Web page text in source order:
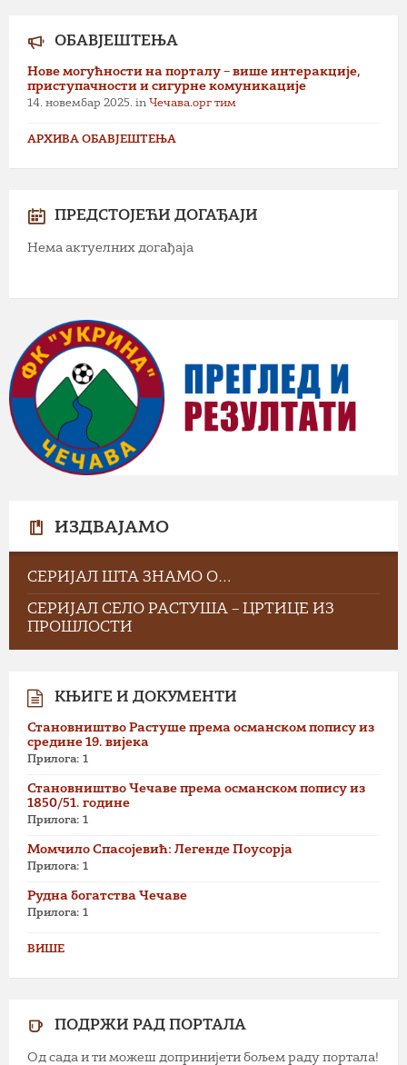
ОБАВЈЕШТЕЊА
Нове могућности на порталу – више интеракције,
приступачности и сигурне комуникације
14. новембар 2025. in Чечава.орг тим
АРХИВА ОБАВЈЕШТЕЊА
ПРЕДСТОЈЕЋИ ДОГАЂАЈИ
Нема актуелних догађаја
ИЗДВАЈАМО
СЕРИЈАЛ ШТА ЗНАМО О…
СЕРИЈАЛ СЕЛО РАСТУША – ЦРТИЦЕ ИЗ
ПРОШЛОСТИ
КЊИГЕ И ДОКУМЕНТИ
Становништво Растуше према османском попису из
средине 19. вијека
Прилога: 1
Становништво Чечаве према османском попису из
1850/51. године
Прилога: 1
Момчило Спасојевић: Легенде Поусорја
Прилога: 1
Рудна богатства Чечаве
Прилога: 1
ВИШЕ
ПОДРЖИ РАД ПОРТАЛА
Од сада и ти можеш допринијети бољем раду портала!